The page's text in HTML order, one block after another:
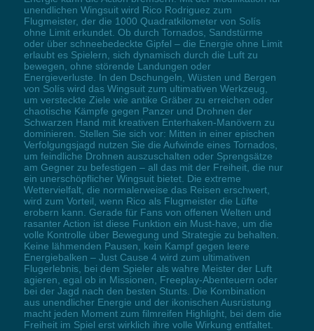
unendlichen Wingsuit wird Rico Rodriguez zum
Flugmeister, der die 1000 Quadratkilometer von Solís
ohne Limit erkundet. Ob durch Tornados, Sandstürme
oder über schneebedeckte Gipfel – die Energie ohne Limit
erlaubt es Spielern, sich dynamisch durch die Luft zu
bewegen, ohne störende Landungen oder
Energieverluste. In den Dschungeln, Wüsten und Bergen
von Solís wird das Wingsuit zum ultimativen Werkzeug,
um versteckte Ziele wie antike Gräber zu erreichen oder
chaotische Kämpfe gegen Panzer und Drohnen der
Schwarzen Hand mit kreativen Enterhaken-Manövern zu
dominieren. Stellen Sie sich vor: Mitten in einer epischen
Verfolgungsjagd nutzen Sie die Aufwinde eines Tornados,
um feindliche Drohnen auszuschalten oder Sprengsätze
am Gegner zu befestigen – all das mit der Freiheit, die nur
ein unerschöpflicher Wingsuit bietet. Die extreme
Wettervielfalt, die normalerweise das Reisen erschwert,
wird zum Vorteil, wenn Rico als Flugmeister die Lüfte
erobern kann. Gerade für Fans von offenen Welten und
rasanter Action ist diese Funktion ein Must-have, um die
volle Kontrolle über Bewegung und Strategie zu behalten.
Keine lähmenden Pausen, kein Kampf gegen leere
Energiebalken – Just Cause 4 wird zum ultimativen
Flugerlebnis, bei dem Spieler als wahre Meister der Luft
agieren, egal ob in Missionen, Freeplay-Abenteuern oder
bei der Jagd nach den besten Stunts. Die Kombination
aus unendlicher Energie und der ikonischen Ausrüstung
macht jeden Moment zum filmreifen Highlight, bei dem die
Freiheit im Spiel erst wirklich ihre volle Wirkung entfaltet.